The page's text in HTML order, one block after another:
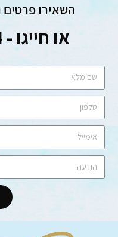
השאירו פרטים
או חייגו - 054-5335134